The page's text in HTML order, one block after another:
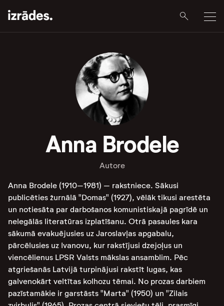
Anna Brodele
Autore
Anna Brodele (1910–1981) – rakstniece. Sākusi
publicēties žurnālā "Domas" (1927), vēlāk tikusi arestēta
un notiesāta par darbošanos komunistiskajā pagrīdē un
nelegālās literatūras izplatīšanu. Otrā pasaules kara
sākumā evakuējusies uz Jaroslavļas apgabalu,
pārcēlusies uz Ivanovu, kur rakstījusi dzejoļus un
viencēlienus LPSR Valsts mākslas ansamblim. Pēc
atgriešanās Latvijā turpinājusi rakstīt lugas, kas
galvenokārt veltītas kolhozu tēmai. No prozas darbiem
pazīstamākie ir garstāsts "Marta" (1950) un "Zilais